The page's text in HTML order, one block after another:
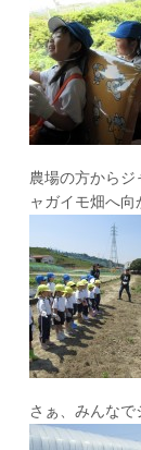
農場の方からジ
ャガイモ畑へ向
さぁ、みんなで